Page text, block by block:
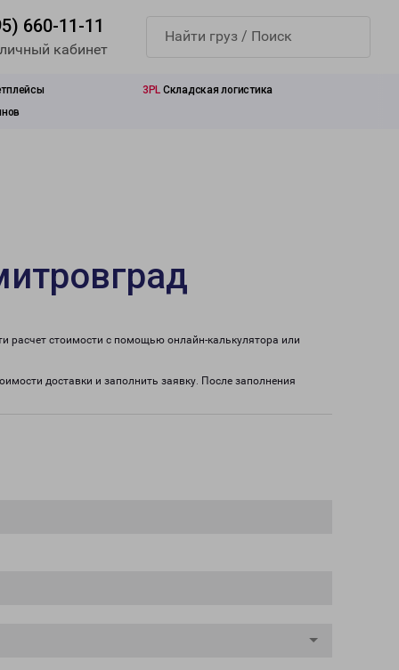
660-11-11
кабинет
3PL Складская логистика
расчет стоимости с помощью онлайн-калькулятора или
доставки и заполнить заявку. После заполнения